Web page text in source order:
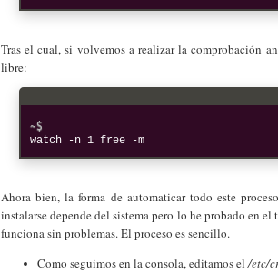
Tras el cual, si volvemos a realizar la comprobación
libre:
watch -n 1 free -m
Ahora bien, la forma de automaticar todo este
instalarse depende del sistema pero lo he probado en
funciona sin problemas. El proceso es sencillo.
Como seguimos en la consola, editamos el/etc/